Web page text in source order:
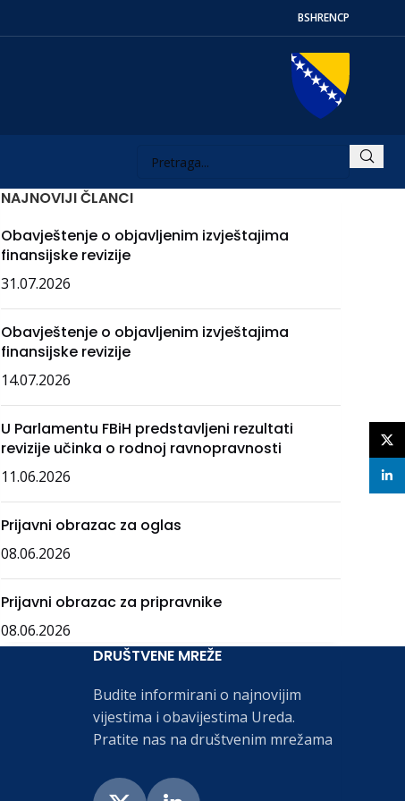
BSHRENСР
NAJNOVIJI ČLANCI
Obavještenje o objavljenim izvještajima
finansijske revizije
31.07.2026
Obavještenje o objavljenim izvještajima
finansijske revizije
14.07.2026
U Parlamentu FBiH predstavljeni rezultati
revizije učinka o rodnoj ravnopravnosti
11.06.2026
Prijavni obrazac za oglas
08.06.2026
Prijavni obrazac za pripravnike
08.06.2026
DRUŠTVENE MREŽE
Budite informirani o najnovijim
vijestima i obavijestima Ureda.
Pratite nas na društvenim mrežama